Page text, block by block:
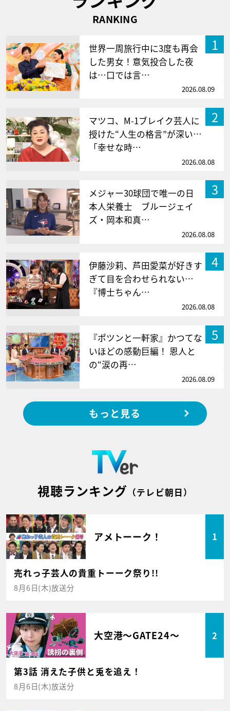
RANKING
1
世界一周旅行中に3度も再会
した男女！意気投合した夜
は…口では言…
2026.08.09
2
マツコ、M-1ブレイク芸人に
授けた“人生の格言”が深い…
「幸せな時…
2026.08.08
3
メジャー30球団で唯一の日
本人栄養士 ブルージェイ
ズ・岡本和真…
2026.08.08
4
伊藤沙莉、芦田愛菜が好きす
ぎて目を合わせられない…
『博士ちゃん…
2026.08.08
5
『ポツンと一軒家』かつてな
いほどの感動巨編！ 恩人と
の“涙の再…
2026.08.09
もっと見る
視聴ランキング （テレビ朝日）
アメトーーク！ 1
売れっ子芸人の貴重トーーク祭り!!
8月6日(木)放送分
大空港～GATE24～ 2
第3話 消えた子供と兎を追え！
8月6日(木)放送分